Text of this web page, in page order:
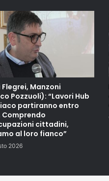
Manzoni
Pozzuoli): “Lavori Hub
partiranno entro
Comprendo
cittadini,
al loro fianco”
2026